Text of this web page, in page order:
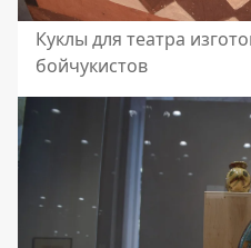
Куклы для театра
бойчукистов